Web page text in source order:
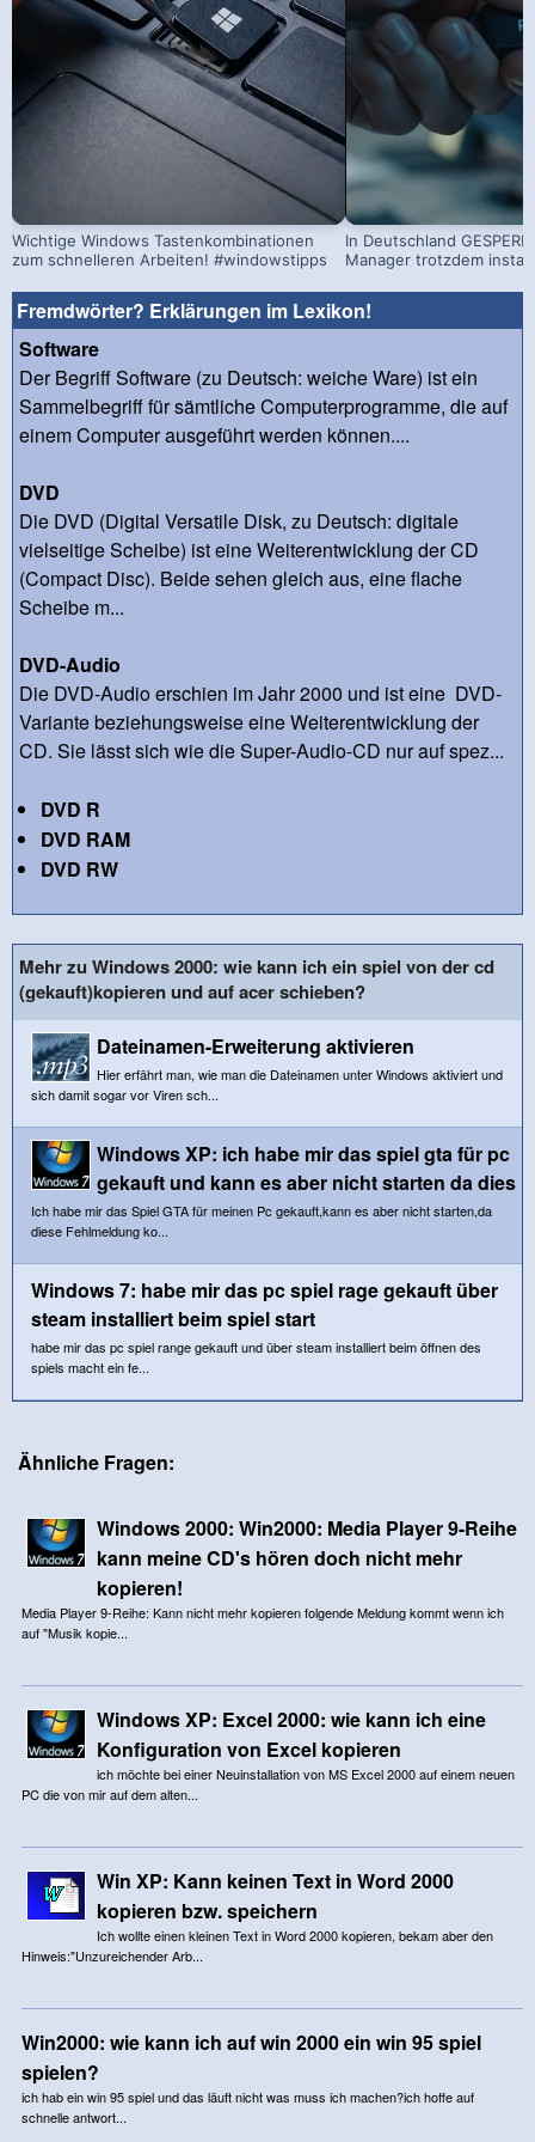
Wichtige Windows Tastenkombinationen
zum schnelleren Arbeiten! #windowstipps
In Deutschland
Manager trotzdem
Fremdwörter? Erklärungen im Lexikon!
Software
Der Begriff Software (zu Deutsch: weiche Ware) ist ein
Sammelbegriff für sämtliche Computerprogramme, die auf
einem Computer ausgeführt werden können....
DVD
Die DVD (Digital Versatile Disk, zu Deutsch: digitale
vielseitige Scheibe) ist eine Weiterentwicklung der CD
(Compact Disc). Beide sehen gleich aus, eine flache
Scheibe m...
DVD-Audio
Die DVD-Audio erschien im Jahr 2000 und ist eine DVD-
Variante beziehungsweise eine Weiterentwicklung der
CD. Sie lässt sich wie die Super-Audio-CD nur auf spez...
DVD R
DVD RAM
DVD RW
Mehr zu Windows 2000: wie kann ich ein spiel von der cd
(gekauft)kopieren und auf acer schieben?
Dateinamen-Erweiterung aktivieren
Hier erfährt man, wie man die Dateinamen unter Windows aktiviert und
sich damit sogar vor Viren sch...
Windows XP: ich habe mir das spiel gta für pc
gekauft und kann es aber nicht starten da dies
Ich habe mir das Spiel GTA für meinen Pc gekauft,kann es aber nicht starten,da
diese Fehlmeldung ko...
Windows 7: habe mir das pc spiel rage gekauft über
steam installiert beim spiel start
habe mir das pc spiel range gekauft und über steam installiert beim öffnen des
spiels macht ein fe...
Ähnliche Fragen:
Windows 2000: Win2000: Media Player 9-Reihe
kann meine CD's hören doch nicht mehr
kopieren!
Media Player 9-Reihe: Kann nicht mehr kopieren folgende Meldung kommt wenn ich
auf "Musik kopie...
Windows XP: Excel 2000: wie kann ich eine
Konfiguration von Excel kopieren
ich möchte bei einer Neuinstallation von MS Excel 2000 auf einem neuen
PC die von mir auf dem alten...
Win XP: Kann keinen Text in Word 2000
kopieren bzw. speichern
Ich wollte einen kleinen Text in Word 2000 kopieren, bekam aber den
Hinweis:"Unzureichender Arb...
Win2000: wie kann ich auf win 2000 ein win 95 spiel
spielen?
ich hab ein win 95 spiel und das läuft nicht was muss ich machen?ich hoffe auf
schnelle antwort...